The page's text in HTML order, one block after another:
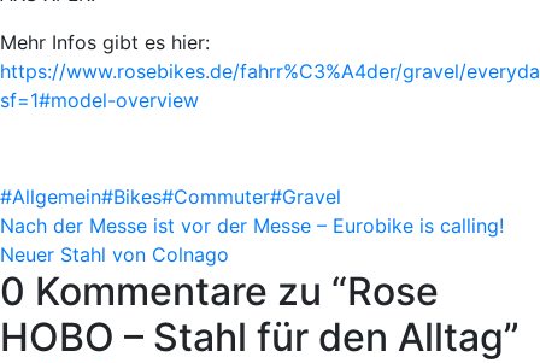
Mehr Infos gibt es hier:
https://www.rosebikes.de/fahrr%C3%A4der/gravel/
sf=1#model-overview
#Allgemein#Bikes#Commuter#Gravel
Beitragsnavigation
Nach der Messe ist vor der Messe – Eurobike is calling!
Neuer Stahl von Colnago
0 Kommentare zu “Rose
HOBO – Stahl für den Alltag”